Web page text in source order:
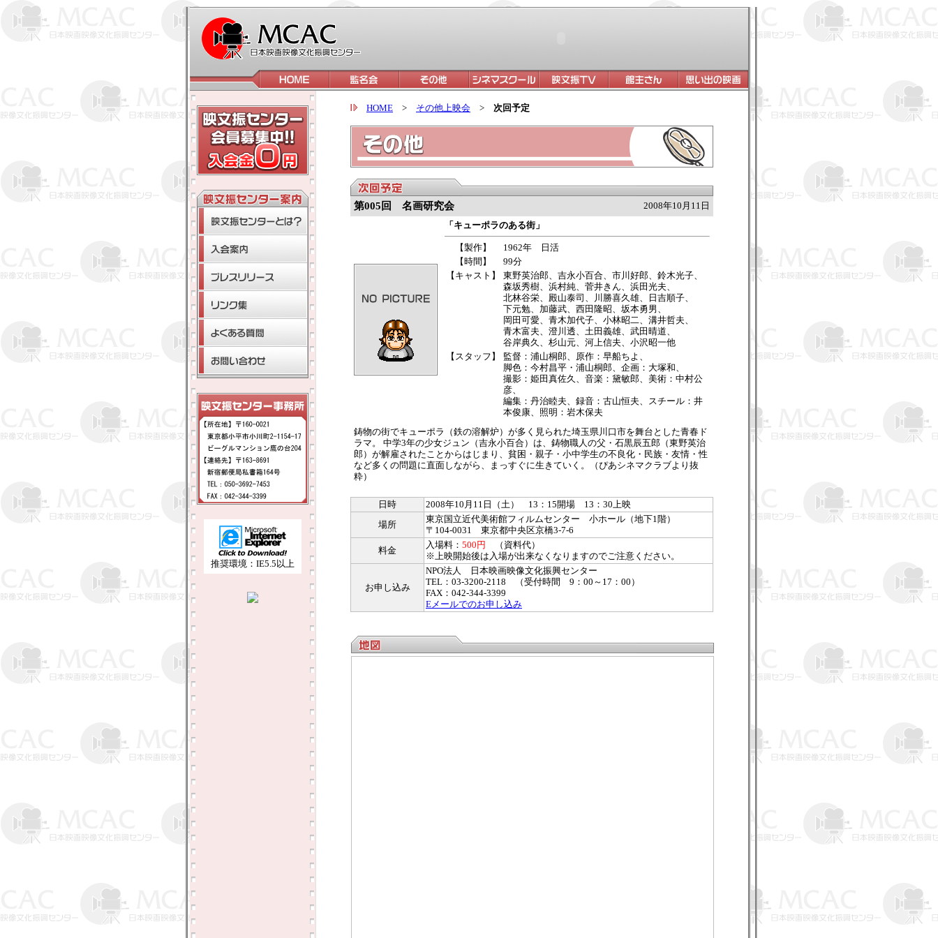
推奨環境：IE5.5以上
HOME > その他上映会 > 次回予定
2008年10月11日
第005回 名画研究会
「キューポラのある街」
【製作】
1962年 日活
【時間】
99分
【キャスト】
東野英治郎、吉永小百合、市川好郎、鈴木光子、
森坂秀樹、浜村純、菅井きん、浜田光夫、
北林谷栄、殿山泰司、川勝喜久雄、日吉順子、
下元勉、加藤武、西田隆昭、坂本勇男、
岡田可愛、青木加代子、小林昭二、溝井哲夫、
青木富夫、澄川透、土田義雄、武田晴道、
谷岸典久、杉山元、河上信夫、小沢昭一他
【スタッフ】
監督：浦山桐郎、原作：早船ちよ、
脚色：今村昌平・浦山桐郎、企画：大塚和、
撮影：姫田真佐久、音楽：黛敏郎、美術：中村公
彦、
編集：丹治睦夫、録音：古山恒夫、スチール：井
本俊康、照明：岩木保夫
鋳物の街でキューポラ（鉄の溶解炉）が多く見られた埼玉県川口市を舞台とした青春ド
ラマ。 中学3年の少女ジュン（吉永小百合）は、鋳物職人の父・石黒辰五郎（東野英治
郎）が解雇されたことからはじまり、貧困・親子・小中学生の不良化・民族・友情・性
など多くの問題に直面しながら、まっすぐに生きていく。（ぴあシネマクラブより抜
粋）
日時
2008年10月11日（土） 13：15開場 13：30上映
場所
東京国立近代美術館フィルムセンター 小ホール（地下1階）
〒104-0031 東京都中央区京橋3-7-6
料金
入場料： 500円
（資料代）
※上映開始後は入場が出来なくなりますのでご注意ください。
お申し込み
NPO法人 日本映画映像文化振興センター
TEL：03-3200-2118 （受付時間 9：00～17：00）
FAX：042-344-3399
Eメールでのお申し込み